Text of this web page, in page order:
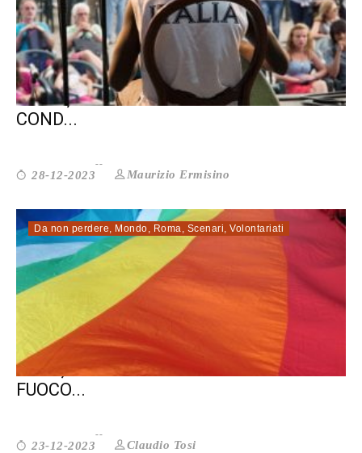
ROMA, MIGRANTI. SE IL CAPITANO È
COND...
28-12-2023 Maurizio Ermisino
Da non perdere Mondo Roma Scenari Volontariati
GAZA, APPELLO PER IL CESSATE IL
FUOCO...
23-12-2023 Claudio Tosi